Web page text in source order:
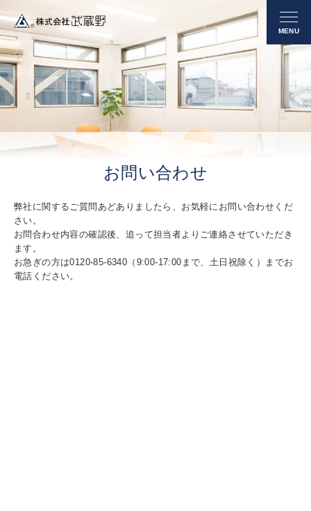
お問い合わせ
弊社に関するご質問あどありましたら、お気軽にお問い合わせくだ
さい。
お問合わせ内容の確認後、追って担当者よりご連絡させていただき
ます。
お急ぎの方は0120-85-6340（9:00-17:00まで、土日祝除く）までお
電話ください。